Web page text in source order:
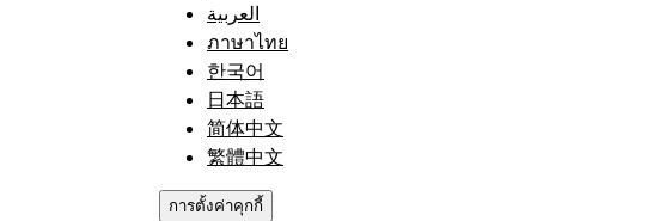
العربية
ภาษาไทย
한국어
日本語
简体中文
繁體中文
การตั้งค่าคุกกี้